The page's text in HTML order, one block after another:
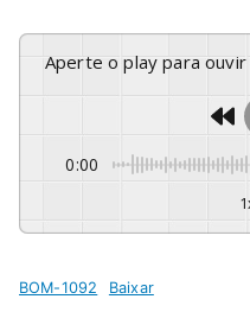
Aperte o play para
0:00
BOM-1092 Baixar